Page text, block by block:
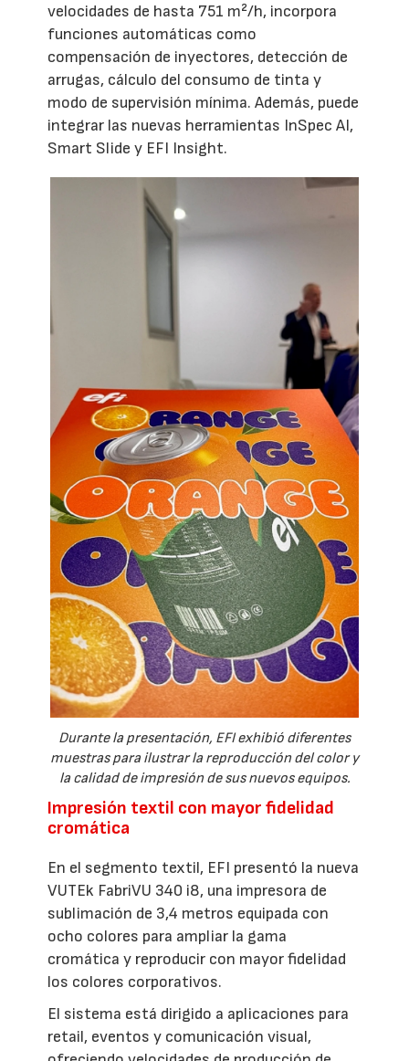
velocidades de hasta 751 m²/h, incorpora
funciones automáticas como
compensación de inyectores, detección de
arrugas, cálculo del consumo de tinta y
modo de supervisión mínima. Además, puede
integrar las nuevas herramientas InSpec AI,
Smart Slide y EFI Insight.
Durante la presentación, EFI exhibió diferentes
muestras para ilustrar la reproducción del color y
la calidad de impresión de sus nuevos equipos.
Impresión textil con mayor fidelidad
cromática
En el segmento textil, EFI presentó la nueva
VUTEk FabriVU 340 i8, una impresora de
sublimación de 3,4 metros equipada con
ocho colores para ampliar la gama
cromática y reproducir con mayor fidelidad
los colores corporativos.
El sistema está dirigido a aplicaciones para
retail, eventos y comunicación visual,